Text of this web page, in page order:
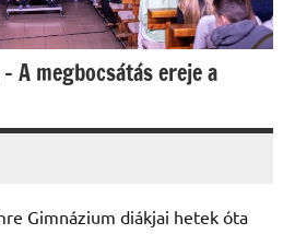
A megbocsátás ereje a
Gimnázium diákjai hetek óta